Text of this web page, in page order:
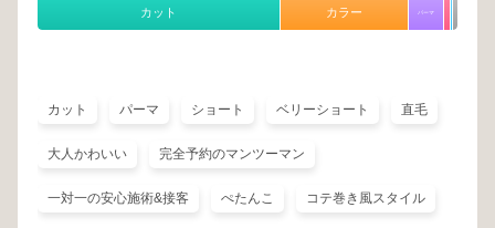
カット カラー パーマ
カット パーマ ショート ベリーショート 直毛
大人かわいい 完全予約のマンツーマン
一対一の安心施術&接客 ぺたんこ コテ巻き風スタイル